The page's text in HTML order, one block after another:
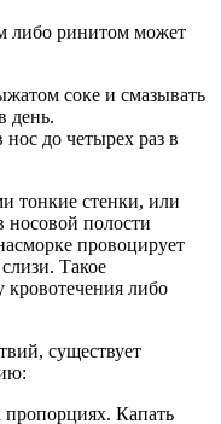
либо ринитом может
соке и смазывать
день.
до четырех раз в
тонкие стенки, или
носовой полости
провоцирует
Такое
кровотечения либо
существует
Капать